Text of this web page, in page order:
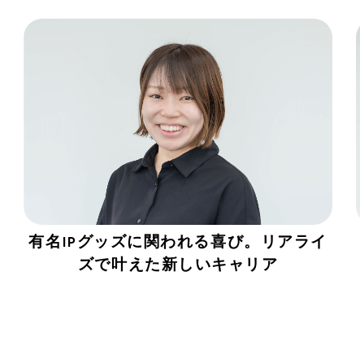
有名IPグッズに関われる喜び。リアライ
ズで叶えた新しいキャリア